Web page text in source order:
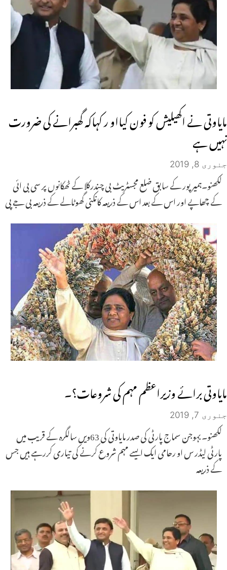
مایاوتی نے اکھیلیش کو فون کیااو ر کہاکہ گھبرانے کی ضرورت
نہیں ہے
جنوری 8, 2019
لکھنو۔ہمیر پور کے سابق ضلع مجسٹریٹ بی چندرکلا کے ٹھکانوں پر سی بی ائی
کے چھاپے اور اس کے بعد اس کے ذریعہ کانکنی گھوٹالے کے ذریعہ بی جے پی
مایاوتی برائے وزیراعظم مہم کی شروعات؟۔
جنوری 7, 2019
لکھنو۔ بہوجن سماج پارٹی کی صدر مایاوتی کی 63ویں سالگرہ کے قریب میں
پارٹی لیڈر س او رحامی ایک ایسے مہم شروع کرنے کی تیاری کررہے ہیں جس
کے ذریعہ